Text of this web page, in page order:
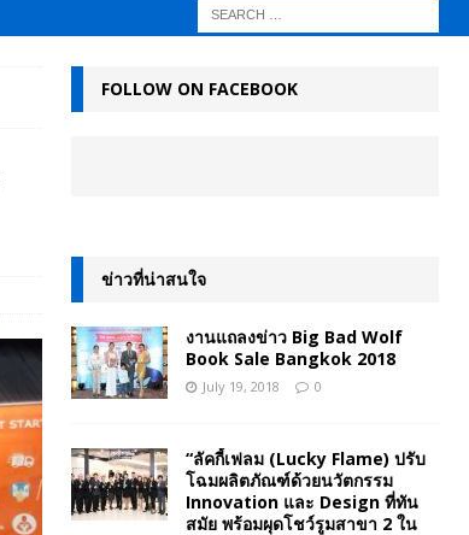
FOLLOW ON FACEBOOK
ข่าวที่น่าสนใจ
งานแถลงข่าว Big Bad Wolf
Book Sale Bangkok 2018
July 19, 2018 0
“ลัคกี้เฟลม (Lucky Flame) ปรับ
โฉมผลิตภัณฑ์ด้วยนวัตกรรม
Innovation และ Design ที่ทัน
สมัย พร้อมผุดโชว์รูมสาขา 2 ใน